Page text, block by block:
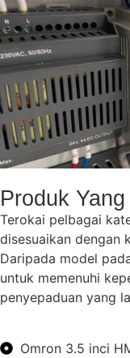
Produk
Terokai pelbagai
disesuaikan dengan
Daripada model
untuk memenuhi
penyepaduan yang
Omron 3.5 inci